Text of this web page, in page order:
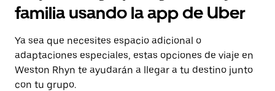
familia usando la app de Uber
Ya sea que necesites espacio adicional o
adaptaciones especiales, estas opciones de viaje en
Weston Rhyn te ayudarán a llegar a tu destino junto
con tu grupo.